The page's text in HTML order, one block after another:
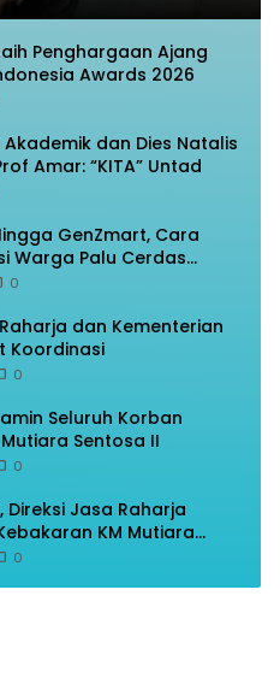
Penghargaan Ajang
Awards 2026
dan Dies Natalis
Amar: “KITA” Untad
GenZmart, Cara
Warga Palu Cerdas
0
dan Kementerian
Koordinasi
0
Seluruh Korban
Sentosa II
0
Direksi Jasa Raharja
KM Mutiara
0